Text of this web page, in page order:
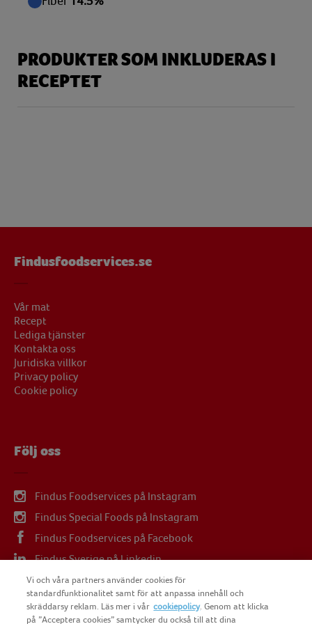
PRODUKTER SOM INKLUDERAS I
RECEPTET
Findusfoodservices.se
Vår mat
Recept
Lediga tjänster
Kontakta oss
Juridiska villkor
Privacy policy
Cookie policy
Följ oss
Findus Foodservices på Instagram
Findus Special Foods på Instagram
Findus Foodservices på Facebook
Findus Sverige på Linkedin
Findus Sverige på Youtube
Vi och våra partners använder cookies för
standardfunktionalitet samt för att anpassa innehåll och
skräddarsy reklam. Läs mer i vår cookiepolicy. Genom att klicka
på ”Acceptera cookies” samtycker du också till att dina